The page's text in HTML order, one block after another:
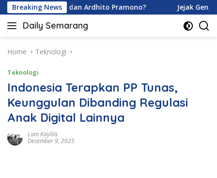
Skip
to
content
Breaking News
Karamoy dan Ardhito Pramono? Jejak Gen
Daily Semarang
"Semarang
Ini:
Terkini
untuk
Anda"
Home Teknologi
Teknologi
Indonesia Terapkan PP Tunas,
Keunggulan Dibanding Regulasi
Anak Digital Lainnya
Lani Kaylila
December 9, 2025